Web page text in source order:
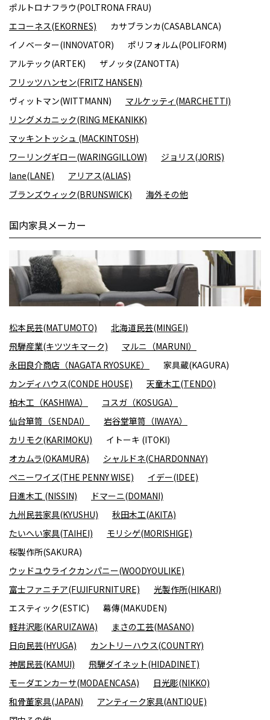
ポルトロナフラウ(POLTRONA FRAU)
エコーネス(EKORNES)
カサブランカ(CASABLANCA)
イノベーター(INNOVATOR)
ポリフォルム(POLIFORM)
アルテック(ARTEK)
ザノッタ(ZANOTTA)
フリッツハンセン(FRITZ HANSEN)
ヴィットマン(WITTMANN)
マルケッティ(MARCHETTI)
リングメカニック(RING MEKANIKK)
マッキントッシュ (MACKINTOSH)
ワーリングギロー(WARINGGILLOW)
ジョリス(JORIS)
lane(LANE)
アリアス(ALIAS)
ブランズウィック(BRUNSWICK)
海外その他
国内家具メーカー
松本民芸(MATUMOTO)
北海道民芸(MINGEI)
飛騨産業(キツツキマーク)
マルニ（MARUNI）
永田良介商店（NAGATA RYOSUKE）
家具蔵(KAGURA)
カンディハウス(CONDE HOUSE)
天童木工(TENDO)
柏木工（KASHIWA）
コスガ（KOSUGA）
仙台箪笥（SENDAI）
岩谷堂箪笥（IWAYA）
カリモク(KARIMOKU)
イトーキ (ITOKI)
オカムラ(OKAMURA)
シャルドネ(CHARDONNAY)
ペニーワイズ(THE PENNY WISE)
イデー(IDEE)
日進木工 (NISSIN)
ドマーニ(DOMANI)
九州民芸家具(KYUSHU)
秋田木工(AKITA)
たいへい家具(TAIHEI)
モリシゲ(MORISHIGE)
桜製作所(SAKURA)
ウッドユウライクカンパニー(WOODYOULIKE)
富士ファニチア(FUJIFURNITURE)
光製作所(HIKARI)
エスティック(ESTIC)
幕傳(MAKUDEN)
軽井沢彫(KARUIZAWA)
まさの工芸(MASANO)
日向民芸(HYUGA)
カントリーハウス(COUNTRY)
神居民芸(KAMUI)
飛騨ダイネット(HIDADINET)
モーダエンカーサ(MODAENCASA)
日光彫(NIKKO)
和骨董家具(JAPAN)
アンティーク家具(ANTIQUE)